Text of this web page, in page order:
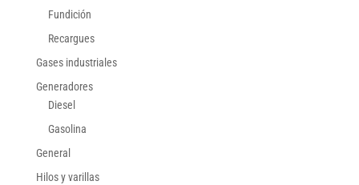
Fundición
Recargues
Gases industriales
Generadores
Diesel
Gasolina
General
Hilos y varillas